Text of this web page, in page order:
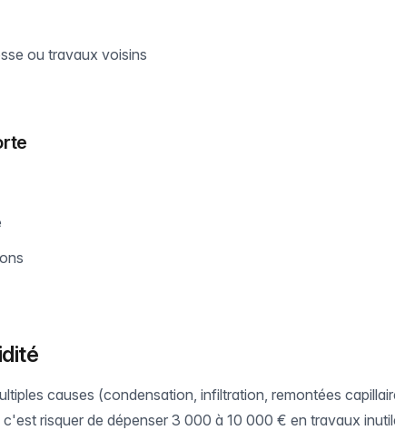
ou travaux voisins
causes (condensation, infiltration, remontées
c'est risquer de dépenser 3 000 à 10 000 € en travaux